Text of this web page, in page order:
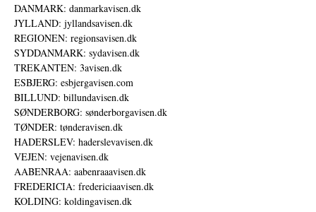
DANMARK: danmarkavisen.dk
JYLLAND: jyllandsavisen.dk
REGIONEN: regionsavisen.dk
SYDDANMARK: sydavisen.dk
TREKANTEN: 3avisen.dk
ESBJERG: esbjergavisen.com
BILLUND: billundavisen.dk
SØNDERBORG: sønderborgavisen.dk
TØNDER: tønderavisen.dk
HADERSLEV: haderslevavisen.dk
VEJEN: vejenavisen.dk
AABENRAA: aabenraaavisen.dk
FREDERICIA: fredericiaavisen.dk
KOLDING: koldingavisen.dk